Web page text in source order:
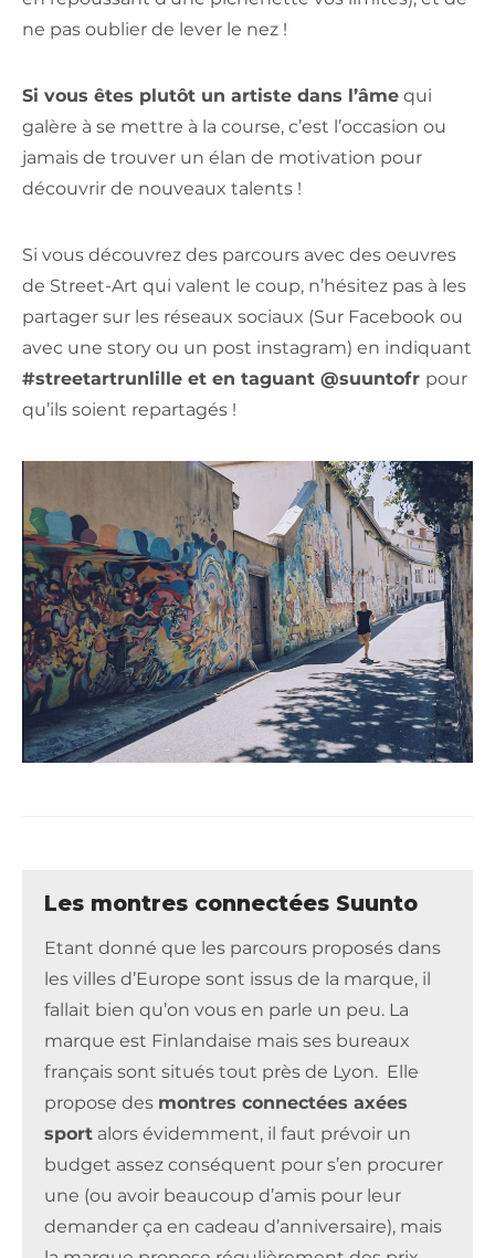
ne pas oublier de lever le nez !
Si vous êtes plutôt un artiste dans l’âme qui
galère à se mettre à la course, c’est l’occasion ou
jamais de trouver un élan de motivation pour
découvrir de nouveaux talents !
Si vous découvrez des parcours avec des oeuvres
de Street-Art qui valent le coup, n’hésitez pas à les
partager sur les réseaux sociaux (Sur Facebook ou
avec une story ou un post instagram) en indiquant
#streetartrunlille et en taguant @suuntofr pour
qu’ils soient repartagés !
Les montres connectées Suunto
Etant donné que les parcours proposés dans
les villes d’Europe sont issus de la marque, il
fallait bien qu’on vous en parle un peu. La
marque est Finlandaise mais ses bureaux
français sont situés tout près de Lyon. Elle
propose des montres connectées axées
sport alors évidemment, il faut prévoir un
budget assez conséquent pour s’en procurer
une (ou avoir beaucoup d’amis pour leur
demander ça en cadeau d’anniversaire), mais